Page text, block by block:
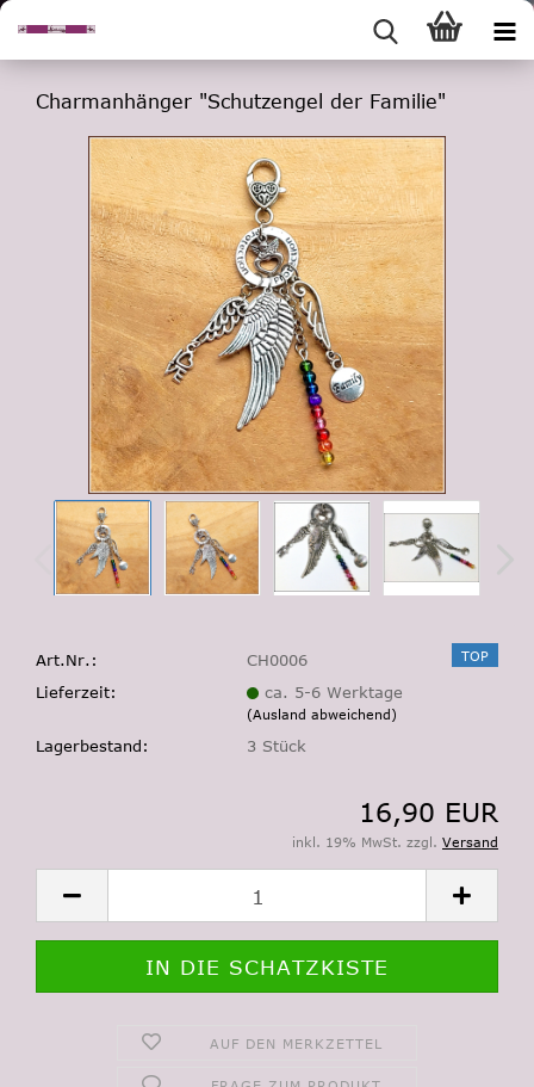
Charmanhänger "Schutzengel der Familie"
TOP
Art.Nr.:
CH0006
Lieferzeit:
ca. 5-6 Werktage
(Ausland abweichend)
Lagerbestand: 3 Stück
16,90 EUR
inkl. 19% MwSt. zzgl. Versand
AUF DEN MERKZETTEL